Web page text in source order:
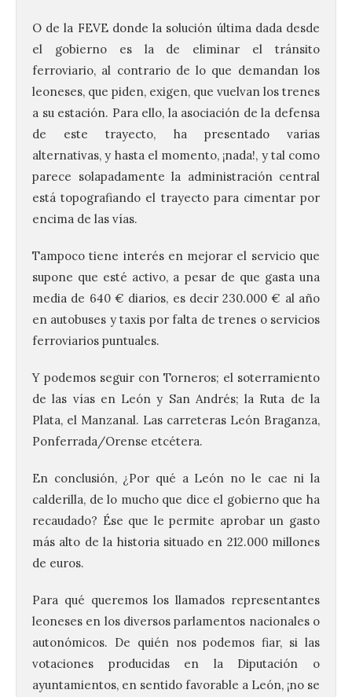
O de la FEVE donde la solución última dada desde
el gobierno es la de eliminar el tránsito
ferroviario, al contrario de lo que demandan los
leoneses, que piden, exigen, que vuelvan los trenes
a su estación. Para ello, la asociación de la defensa
de este trayecto, ha presentado varias
alternativas, y hasta el momento, ¡nada!, y tal como
parece solapadamente la administración central
está topografiando el trayecto para cimentar por
encima de las vías.
Tampoco tiene interés en mejorar el servicio que
supone que esté activo, a pesar de que gasta una
media de 640 € diarios, es decir 230.000 € al año
en autobuses y taxis por falta de trenes o servicios
ferroviarios puntuales.
Y podemos seguir con Torneros; el soterramiento
de las vías en León y San Andrés; la Ruta de la
Plata, el Manzanal. Las carreteras León Braganza,
Ponferrada/Orense etcétera.
En conclusión, ¿Por qué a León no le cae ni la
calderilla, de lo mucho que dice el gobierno que ha
recaudado? Ése que le permite aprobar un gasto
más alto de la historia situado en 212.000 millones
de euros.
Para qué queremos los llamados representantes
leoneses en los diversos parlamentos nacionales o
autonómicos. De quién nos podemos fiar, si las
votaciones producidas en la Diputación o
ayuntamientos, en sentido favorable a León, ¡no se